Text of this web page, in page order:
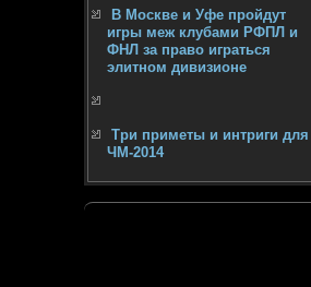
В Москве и Уфе пройдут
игры меж клубами РФПЛ и
ФНЛ за право играться
элитном дивизионе
Три приметы и интриги для
ЧМ-2014